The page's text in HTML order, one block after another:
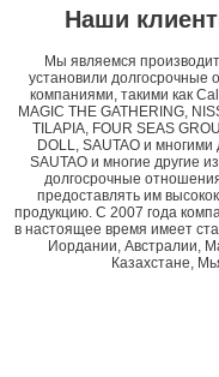
Наши
Мы являемся
установили долгосрочные
компаниями, такими как
MAGIC THE GATHERING,
TILAPIA, FOUR SEAS
DOLL, SAUTAO и многими
SAUTAO и многие другие
долгосрочные
предоставлять им
продукцию. С 2007 года
в настоящее время имеет
Иордании, Австралии,
Казахстане,